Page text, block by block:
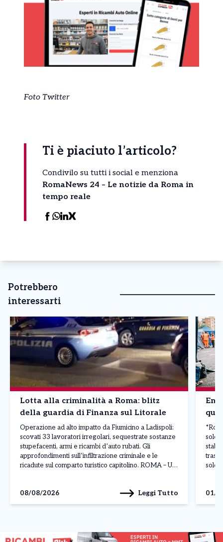
Foto Twitter
Ti è piaciuto l’articolo?
Condivilo su tutti i social e menziona
RomaNews 24 – Le notizie da Roma in
tempo reale
Potrebbero
interessarti
Lotta alla criminalità a Roma: blitz
della guardia di Finanza sul Litorale
Operazione ad alto impatto da Fiumicino a Ladispoli:
scovati 33 lavoratori irregolari, sequestrate sostanze
stupefacenti, armi e ricambi d’auto rubati. Gli
approfondimenti sull’infiltrazione criminale e le
ricadute sul comparto turistico capitolino. ROMA – Un
per Fregene, Passoscuro e […]
08/08/2026 Leggi Tutto
sole:
sole
01/